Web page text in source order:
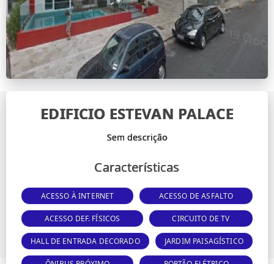
EDIFICIO ESTEVAN PALACE
Sem descrição
Características
ACESSO À INTERNET ACESSO DE ASFALTO
ACESSO DEF. FÍSICOS CIRCUITO DE TV
HALL DE ENTRADA DECORADO JARDIM PAISAGÍSTICO